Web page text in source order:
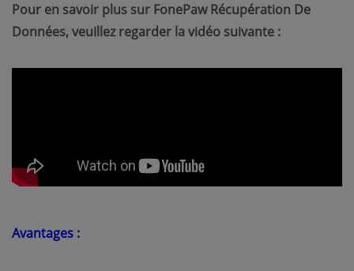
Pour en savoir plus sur FonePaw Récupération De
Données, veuillez regarder la vidéo suivante :
Avantages :